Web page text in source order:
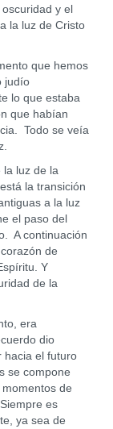
y el
la luz de Cristo
que hemos
judío
lo que estaba
que habían
Todo se veía
la luz de la
la transición
a la luz
el paso del
A continuación
de
Y
de la
era
dio
hacia el futuro
se compone
de
es
ya sea de